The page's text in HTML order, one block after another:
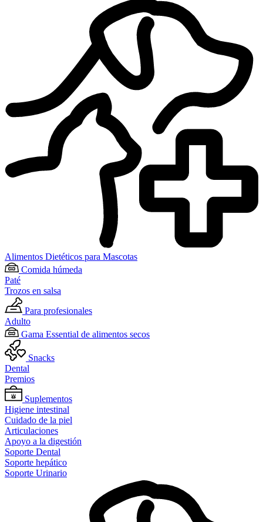
Alimentos Dietéticos para Mascotas
Comida húmeda
Paté
Trozos en salsa
Para profesionales
Adulto
Gama Essential de alimentos secos
Snacks
Dental
Premios
Suplementos
Higiene intestinal
Cuidado de la piel
Articulaciones
Apoyo a la digestión
Soporte Dental
Soporte hepático
Soporte Urinario